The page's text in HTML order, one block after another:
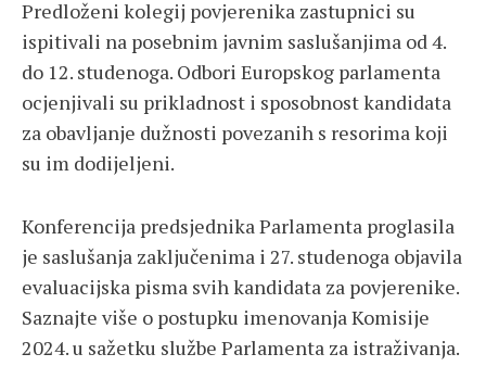
Predloženi kolegij povjerenika zastupnici su
ispitivali na posebnim javnim saslušanjima od 4.
do 12. studenoga. Odbori Europskog parlamenta
ocjenjivali su prikladnost i sposobnost kandidata
za obavljanje dužnosti povezanih s resorima koji
su im dodijeljeni.
Konferencija predsjednika Parlamenta proglasila
je saslušanja zaključenima i 27. studenoga objavila
evaluacijska pisma svih kandidata za povjerenike.
Saznajte više o postupku imenovanja Komisije
2024. u sažetku službe Parlamenta za istraživanja.